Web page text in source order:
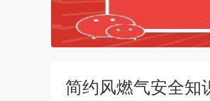
简约风燃气安全知